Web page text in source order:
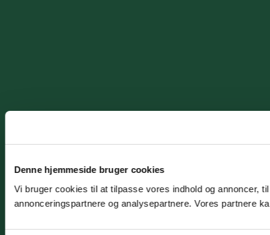
Denne hjemmeside bruger cookies
Vi bruger cookies til at tilpasse vores indhold og annoncer,
annonceringspartnere og analysepartnere. Vores partnere